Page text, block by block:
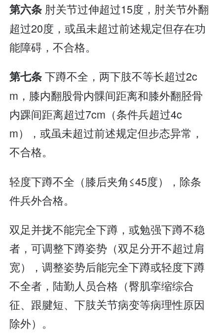
第六条 肘关节过伸超过15度，肘关节外翻
超过20度，或虽未超过前述规定但存在功
能障碍，不合格。
第七条下蹲不全，两下肢不等长超过2c
m，膝内翻股骨内髁间距离和膝外翻胫骨
内踝间距离超过7cm（条件兵超过4c
m），或虽未超过前述规定但步态异常，
不合格。
轻度下蹲不全（膝后夹角≤45度），除条
件兵外合格。
双足并拢不能完全下蹲，或勉强下蹲不稳
者，可调整下蹲姿势（双足分开不超过肩
宽），调整姿势后能完全下蹲或轻度下蹲
不全者，陆勤人员合格（臀肌挛缩综合
征、跟腱短、下肢关节病变等病理性原因
除外）。